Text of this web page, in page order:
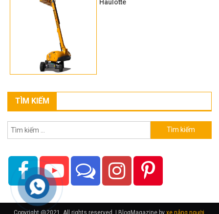
Haulotte
TÌM KIẾM
kiếm
Copyright @2021. All rights reserved. | BlogMagazine by xe nâng người